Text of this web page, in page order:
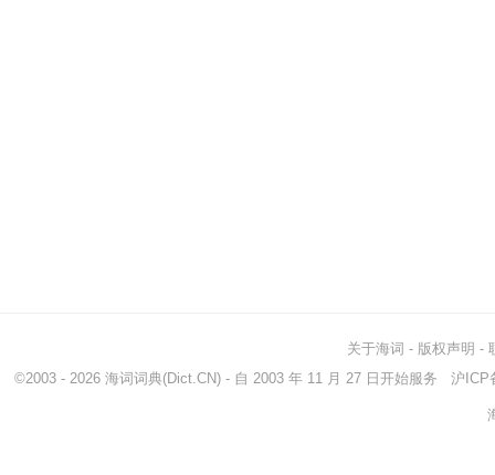
关于海词 - 版权声明 -
©2003 - 2026 海词词典(Dict.CN) - 自 2003 年 11 月 27 日开始服务 沪ICP